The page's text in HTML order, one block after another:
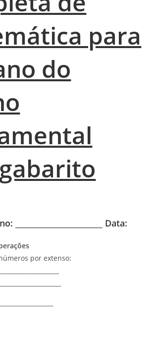
para
do
______________________ Data:
por extenso: